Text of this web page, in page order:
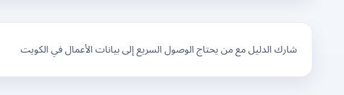
شارك الدليل مع من يحتاج الوصول السريع إلى بيانات الأعمال في الكويت